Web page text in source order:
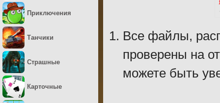
Все файлы,
проверены на
можете быть
Приключения
Танчики
Страшные
Карточные